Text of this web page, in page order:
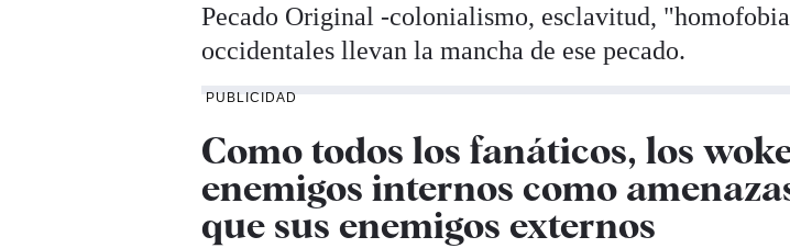
Pecado Original -colonialismo, esclavitud,
occidentales llevan la mancha de ese pecado.
PUBLICIDAD
Como todos los fanáticos, los
enemigos internos como
que sus enemigos externos